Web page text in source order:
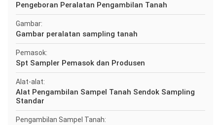
Pengeboran Peralatan Pengambilan Tanah
Gambar:
Gambar peralatan sampling tanah
Pemasok:
Spt Sampler Pemasok dan Produsen
Alat-alat:
Alat Pengambilan Sampel Tanah Sendok Sampling
Standar
Pengambilan Sampel Tanah: